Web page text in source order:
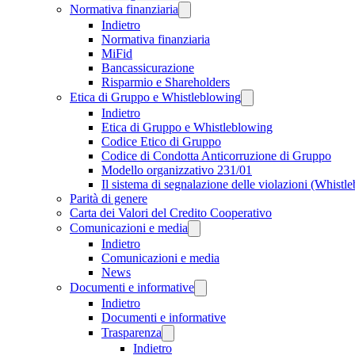
Normativa finanziaria
Indietro
Normativa finanziaria
MiFid
Bancassicurazione
Risparmio e Shareholders
Etica di Gruppo e Whistleblowing
Indietro
Etica di Gruppo e Whistleblowing
Codice Etico di Gruppo
Codice di Condotta Anticorruzione di Gruppo
Modello organizzativo 231/01
Il sistema di segnalazione delle violazioni
Parità di genere
Carta dei Valori del Credito Cooperativo
Comunicazioni e media
Indietro
Comunicazioni e media
News
Documenti e informative
Indietro
Documenti e informative
Trasparenza
Indietro